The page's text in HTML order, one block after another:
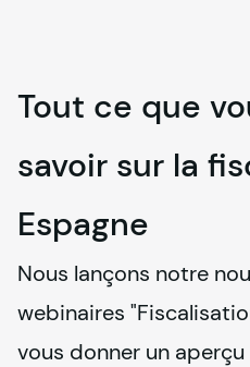
Tout ce que
savoir sur la
Espagne
Nous lançons notre
webinaires
vous donner un